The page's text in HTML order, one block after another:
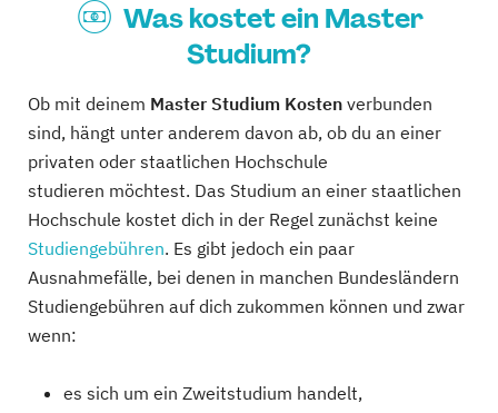
Was kostet ein Master
Studium?
Ob mit deinem Master Studium Kosten verbunden
sind, hängt unter anderem davon ab, ob du an einer
privaten oder staatlichen Hochschule
studieren möchtest. Das Studium an einer staatlichen
Hochschule kostet dich in der Regel zunächst keine
Studiengebühren. Es gibt jedoch ein paar
Ausnahmefälle, bei denen in manchen Bundesländern
Studiengebühren auf dich zukommen können und zwar
wenn:
es sich um ein Zweitstudium handelt,